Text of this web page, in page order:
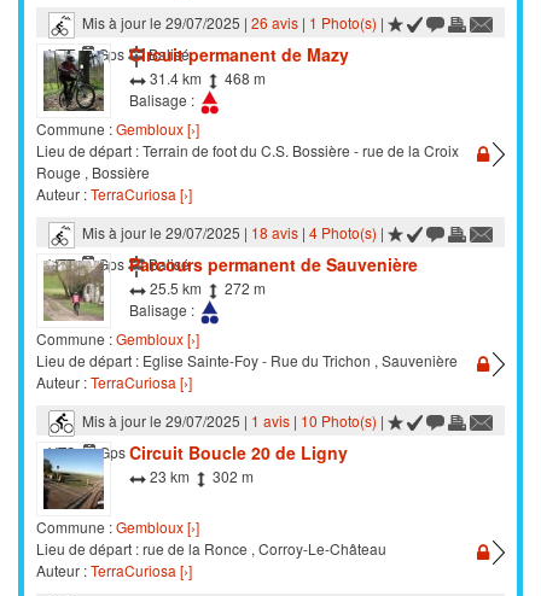
Mis à jour le 29/07/2025 | 26 avis| 1 Photo(s) |
VTT
Gps Balisé
Circuit permanent de Mazy
31.4 km
468 m
Balisage :
Commune :Gembloux [›]
Lieu de départ : Terrain de foot du C.S. Bossière - rue de la Croix
Rouge , Bossière
Auteur :TerraCuriosa [›]
Mis à jour le 29/07/2025 | 18 avis| 4 Photo(s) |
VTT
Gps Balisé
Parcours permanent de Sauvenière
25.5 km
272 m
Balisage :
Commune :Gembloux [›]
Lieu de départ : Eglise Sainte-Foy - Rue du Trichon , Sauvenière
Auteur :TerraCuriosa [›]
Mis à jour le 29/07/2025 | 1 avis| 10 Photo(s) |
VTC
GpsCircuit Boucle 20 de Ligny
23 km 302 m
Commune :Gembloux [›]
Lieu de départ : rue de la Ronce , Corroy-Le-Château
Auteur :TerraCuriosa [›]